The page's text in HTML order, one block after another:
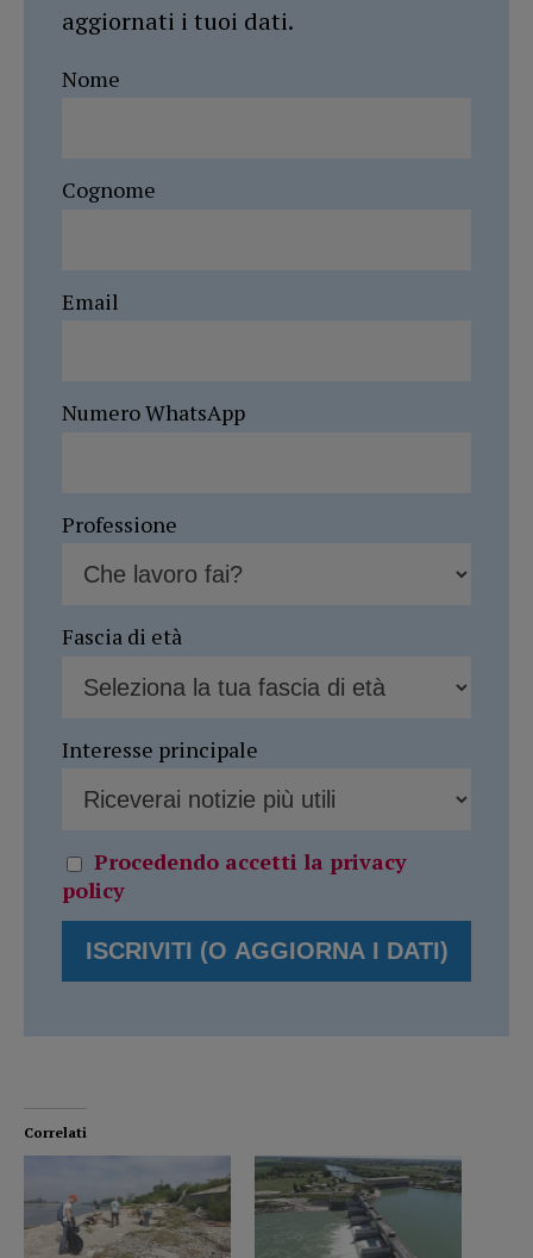
aggiornati i tuoi dati.
Nome
Cognome
Email
Numero WhatsApp
Professione
Fascia di età
Interesse principale
Procedendo accetti la privacy
policy
Correlati